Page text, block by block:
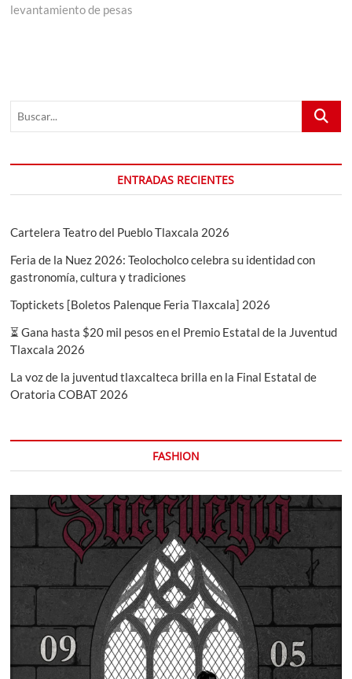
levantamiento de pesas
Buscar...
ENTRADAS RECIENTES
Cartelera Teatro del Pueblo Tlaxcala 2026
Feria de la Nuez 2026: Teolocholco celebra su identidad con
gastronomía, cultura y tradiciones
Toptickets [Boletos Palenque Feria Tlaxcala] 2026
⏳ Gana hasta $20 mil pesos en el Premio Estatal de la Juventud
Tlaxcala 2026
La voz de la juventud tlaxcalteca brilla en la Final Estatal de
Oratoria COBAT 2026
FASHION